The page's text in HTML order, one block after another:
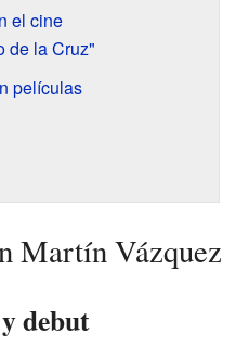
el cine
de la Cruz"
películas
Martín Vázquez
debut